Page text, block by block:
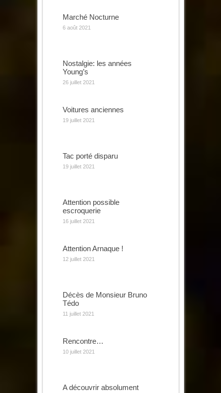
Marché Nocturne
6 août 2021
Nostalgie: les années
Young’s
26 juillet 2021
Voitures anciennes
19 juillet 2021
Tac porté disparu
19 juillet 2021
Attention possible
escroquerie
16 juillet 2021
Attention Arnaque !
12 juillet 2021
Décès de Monsieur Bruno
Tédo
11 juillet 2021
Rencontre…
10 juillet 2021
A découvrir absolument